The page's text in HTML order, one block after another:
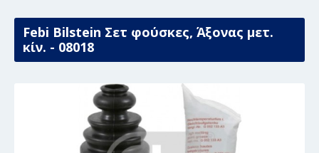
Febi Bilstein Σετ φούσκες, Άξονας μετ.
κίν. - 08018